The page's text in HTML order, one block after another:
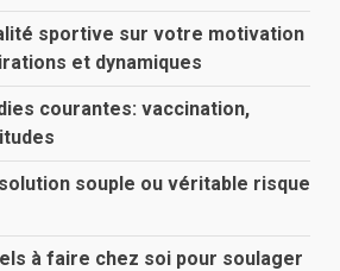
sportive sur votre motivation
et dynamiques
courantes: vaccination,
souple ou véritable risque
à faire chez soi pour soulager